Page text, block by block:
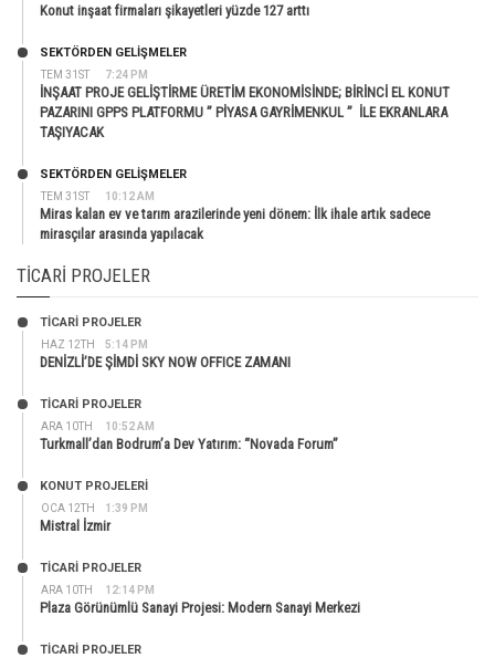
Konut inşaat firmaları şikayetleri yüzde 127 arttı
TEM 31ST 7:24 PM
SEKTÖRDEN GELIŞMELER
İNŞAAT PROJE GELİŞTİRME ÜRETİM EKONOMİSİNDE; BİRİNCİ EL KONUT
PAZARINI GPPS PLATFORMU ” PİYASA GAYRİMENKUL ” İLE EKRANLARA
TAŞIYACAK
TEM 31ST 10:12 AM
SEKTÖRDEN GELIŞMELER
Miras kalan ev ve tarım arazilerinde yeni dönem: İlk ihale artık sadece
mirasçılar arasında yapılacak
TICARI PROJELER
HAZ 12TH 5:14 PM
TİCARİ PROJELER
DENİZLİ’DE ŞİMDİ SKY NOW OFFICE ZAMANI
ARA 10TH 10:52 AM
TİCARİ PROJELER
Turkmall’dan Bodrum’a Dev Yatırım: “Novada Forum”
OCA 12TH 1:39 PM
KONUT PROJELERI
Mistral İzmir
ARA 10TH 12:14 PM
TİCARİ PROJELER
Plaza Görünümlü Sanayi Projesi: Modern Sanayi Merkezi
TİCARİ PROJELER